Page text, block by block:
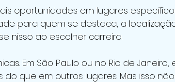
oportunidades em lugares
para quem se destaca, a
nisso ao escolher carreira.
Em São Paulo ou no Rio de Janeiro,
que em outros lugares. Mas isso